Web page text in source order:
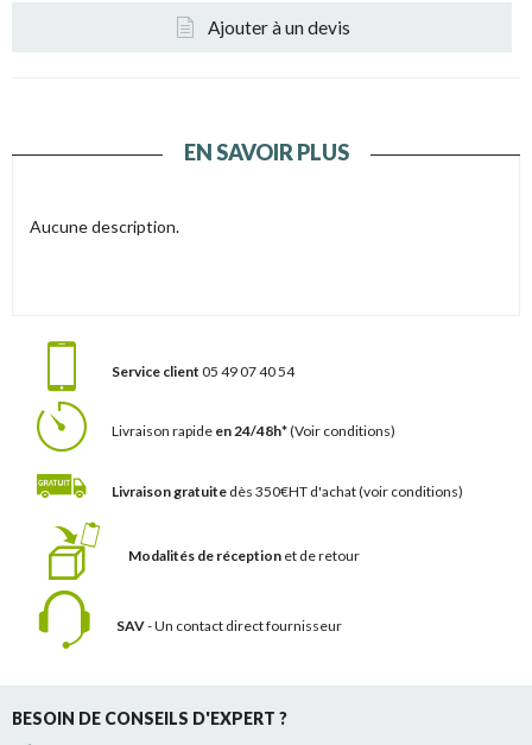
Ajouter à un devis
EN SAVOIR PLUS
Aucune description.
Service client 05 49 07 40 54
Livraison rapide en 24/48h*(Voir conditions)
Livraison gratuite dès 350€HT d'achat(voir conditions)
Modalités de réception et de retour
SAV- Un contact direct fournisseur
BESOIN DE CONSEILS D'EXPERT ?